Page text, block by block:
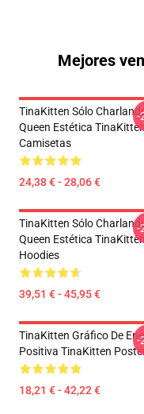
Mejores
TinaKitten Sólo
Queen Estética TinaKitten
Camisetas
24,38 € - 28,06 €
-
TinaKitten Sólo
Queen Estética TinaKitten
Hoodies
39,51 € - 45,95 €
-
TinaKitten Gráfico De
Positiva TinaKitten
18,21 € - 42,22 €
-